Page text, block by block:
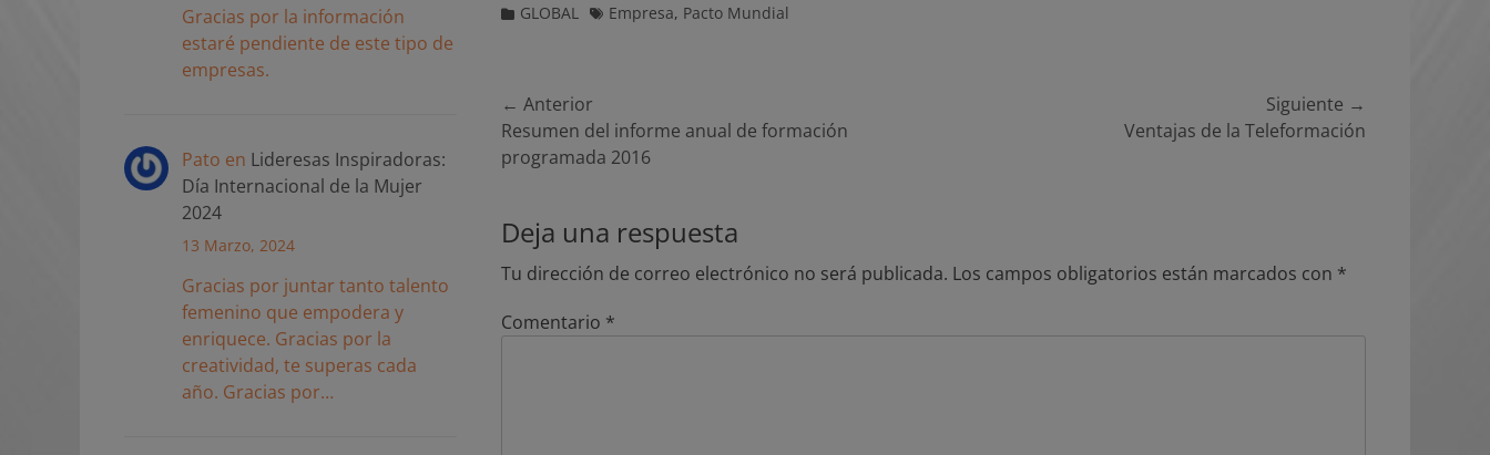
Categorias
GLOBAL Etiquetas
Empresa, Pacto Mundial
Navegación
de
← Anterior
Entrada
anterior:
Resumen del informe anual de formación
programada 2016
Siguiente →
Ventajas de la Teleformación
Deja una respuesta
Tu dirección de correo electrónico no será publicada. Los campos obligatorios están marcados con *
Comentario *
Gracias por la información
estaré pendiente de este tipo de
empresas.
Pato en Lideresas Inspiradoras:
Día Internacional de la Mujer
2024
13 Marzo, 2024
Gracias por juntar tanto talento
femenino que empodera y
enriquece. Gracias por la
creatividad, te superas cada
año. Gracias por…